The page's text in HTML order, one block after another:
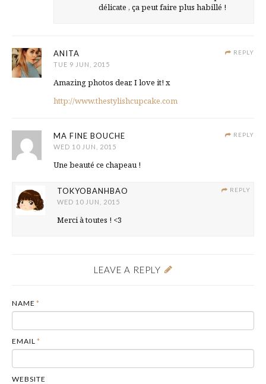
délicate , ça peut faire plus habillé !
REPLY
ANITA
TUE 9 JUN, 2015
Amazing photos dear, I love it! x
http://www.thestylishcupcake.com
REPLY
MA FINE BOUCHE
WED 10 JUN, 2015
Une beauté ce chapeau !
REPLY
TOKYOBANHBAO
WED 10 JUN, 2015
Merci à toutes ! <3
LEAVE A REPLY
NAME *
EMAIL *
WEBSITE